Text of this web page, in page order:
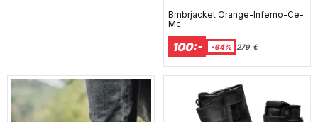
Bmbrjacket Orange-Inferno-Ce-
Mc
100:- -64% 279 €